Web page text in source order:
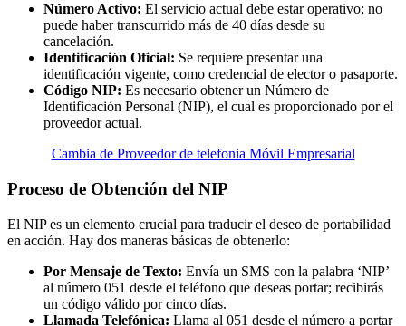
Número Activo: El servicio actual debe estar operativo; no
puede haber transcurrido más de 40 días desde su
cancelación.
Identificación Oficial: Se requiere presentar una
identificación vigente, como credencial de elector o pasaporte.
Código NIP: Es necesario obtener un Número de
Identificación Personal (NIP), el cual es proporcionado por el
proveedor actual.
Cambia de Proveedor de telefonia Móvil Empresarial
Proceso de Obtención del NIP
El NIP es un elemento crucial para traducir el deseo de portabilidad
en acción. Hay dos maneras básicas de obtenerlo:
Por Mensaje de Texto: Envía un SMS con la palabra ‘NIP’
al número 051 desde el teléfono que deseas portar; recibirás
un código válido por cinco días.
Llamada Telefónica: Llama al 051 desde el número a portar